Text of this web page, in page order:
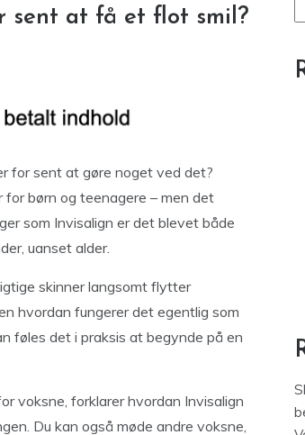
sent at få et flot smil?
for sent at gøre noget ved det?
børn og teenagere – men det
som Invisalign er det blevet både
uanset alder.
skinner langsomt flytter
hvordan fungerer det egentlig som
føles det i praksis at begynde på en
voksne, forklarer hvordan Invisalign
Du kan også møde andre voksne,